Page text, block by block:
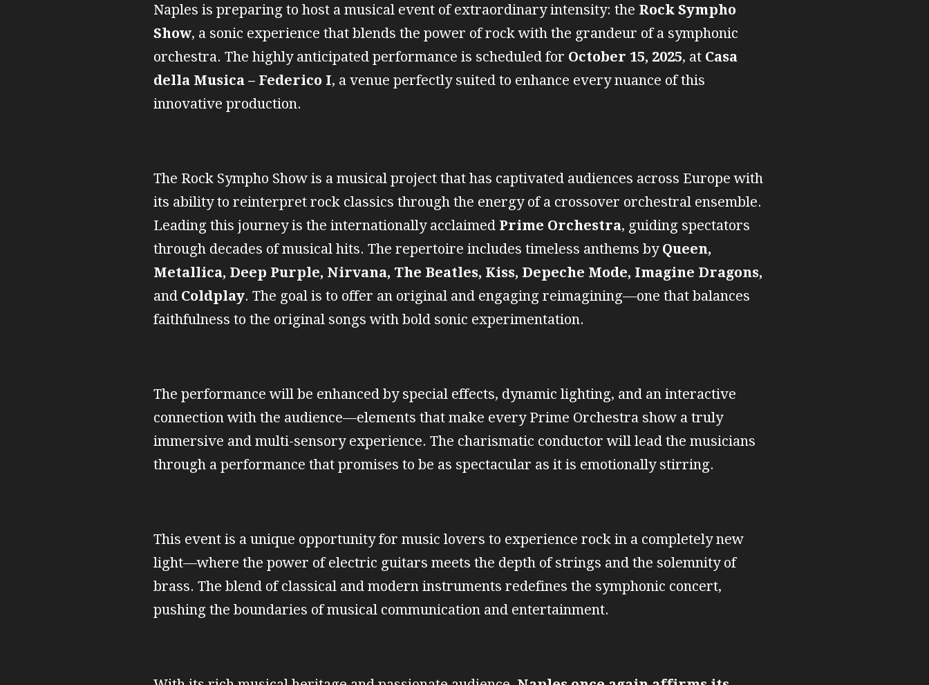
Naples is preparing to host a musical event of extraordinary intensity: the Rock Sympho
Show, a sonic experience that blends the power of rock with the grandeur of a symphonic
orchestra. The highly anticipated performance is scheduled for October 15, 2025, at Casa
della Musica – Federico I, a venue perfectly suited to enhance every nuance of this
innovative production.
The Rock Sympho Show is a musical project that has captivated audiences across Europe with
its ability to reinterpret rock classics through the energy of a crossover orchestral ensemble.
Leading this journey is the internationally acclaimed Prime Orchestra, guiding spectators
through decades of musical hits. The repertoire includes timeless anthems by Queen,
Metallica, Deep Purple, Nirvana, The Beatles, Kiss, Depeche Mode, Imagine Dragons,
and Coldplay. The goal is to offer an original and engaging reimagining—one that balances
faithfulness to the original songs with bold sonic experimentation.
The performance will be enhanced by special effects, dynamic lighting, and an interactive
connection with the audience—elements that make every Prime Orchestra show a truly
immersive and multi-sensory experience. The charismatic conductor will lead the musicians
through a performance that promises to be as spectacular as it is emotionally stirring.
This event is a unique opportunity for music lovers to experience rock in a completely new
light—where the power of electric guitars meets the depth of strings and the solemnity of
brass. The blend of classical and modern instruments redefines the symphonic concert,
pushing the boundaries of musical communication and entertainment.